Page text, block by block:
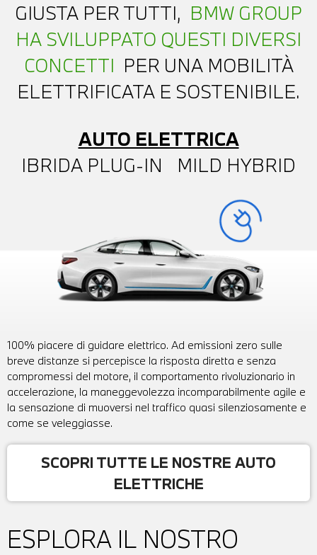
GIUSTA PER TUTTI, BMW GROUP
HA SVILUPPATO QUESTI DIVERSI
CONCETTI PER UNA MOBILITÀ
ELETTRIFICATA E SOSTENIBILE.
AUTO ELETTRICA
IBRIDA PLUG-IN
MILD HYBRID
100% piacere di guidare elettrico. Ad emissioni zero sulle
breve distanze si percepisce la risposta diretta e senza
compromessi del motore, il comportamento rivoluzionario in
accelerazione, la maneggevolezza incomparabilmente agile e
la sensazione di muoversi nel traffico quasi silenziosamente e
come se veleggiasse.
SCOPRI TUTTE LE NOSTRE AUTO
ELETTRICHE
ESPLORA IL NOSTRO